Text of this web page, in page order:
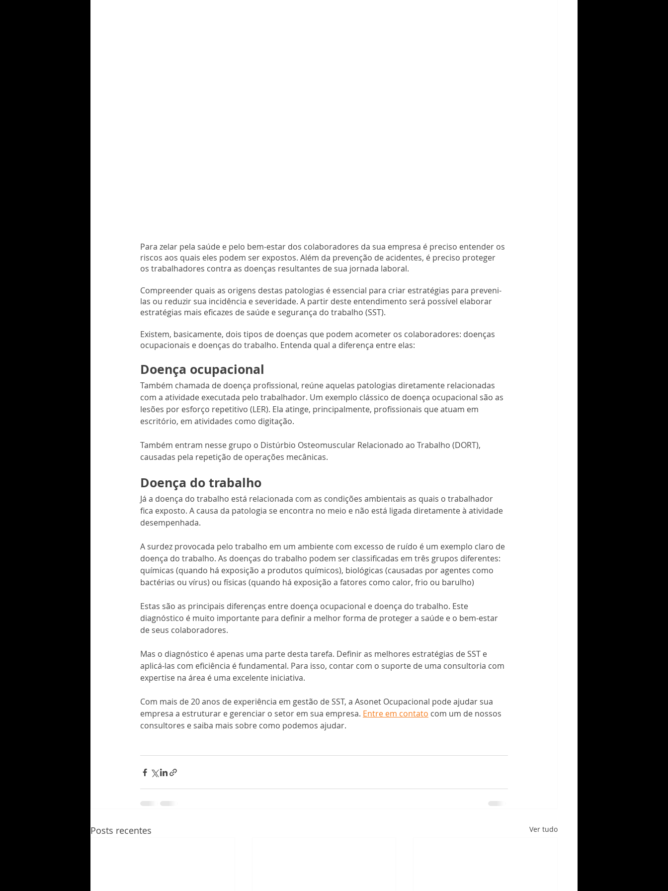
Para zelar pela saúde e pelo bem-estar dos colaboradores da sua empresa é preciso entender os
riscos aos quais eles podem ser expostos. Além da prevenção de acidentes, é preciso proteger
os trabalhadores contra as doenças resultantes de sua jornada laboral.
Compreender quais as origens destas patologias é essencial para criar estratégias para preveni-
las ou reduzir sua incidência e severidade. A partir deste entendimento será possível elaborar
estratégias mais eficazes de saúde e segurança do trabalho (SST).
Existem, basicamente, dois tipos de doenças que podem acometer os colaboradores: doenças
ocupacionais e doenças do trabalho. Entenda qual a diferença entre elas:
Doença ocupacional
Também chamada de doença profissional, reúne aquelas patologias diretamente relacionadas
com a atividade executada pelo trabalhador. Um exemplo clássico de doença ocupacional são as
lesões por esforço repetitivo (LER). Ela atinge, principalmente, profissionais que atuam em
escritório, em atividades como digitação.
Também entram nesse grupo o Distúrbio Osteomuscular Relacionado ao Trabalho (DORT),
causadas pela repetição de operações mecânicas.
Doença do trabalho
Já a doença do trabalho está relacionada com as condições ambientais as quais o trabalhador
fica exposto. A causa da patologia se encontra no meio e não está ligada diretamente à atividade
desempenhada.
A surdez provocada pelo trabalho em um ambiente com excesso de ruído é um exemplo claro de
doença do trabalho. As doenças do trabalho podem ser classificadas em três grupos diferentes:
químicas (quando há exposição a produtos químicos), biológicas (causadas por agentes como
bactérias ou vírus) ou físicas (quando há exposição a fatores como calor, frio ou barulho)
Estas são as principais diferenças entre doença ocupacional e doença do trabalho. Este
diagnóstico é muito importante para definir a melhor forma de proteger a saúde e o bem-estar
de seus colaboradores.
Mas o diagnóstico é apenas uma parte desta tarefa. Definir as melhores estratégias de SST e
aplicá-las com eficiência é fundamental. Para isso, contar com o suporte de uma consultoria com
expertise na área é uma excelente iniciativa.
Com mais de 20 anos de experiência em gestão de SST, a Asonet Ocupacional pode ajudar sua
empresa a estruturar e gerenciar o setor em sua empresa. Entre em contato com um de nossos
consultores e saiba mais sobre como podemos ajudar.
Posts recentes Ver tudo